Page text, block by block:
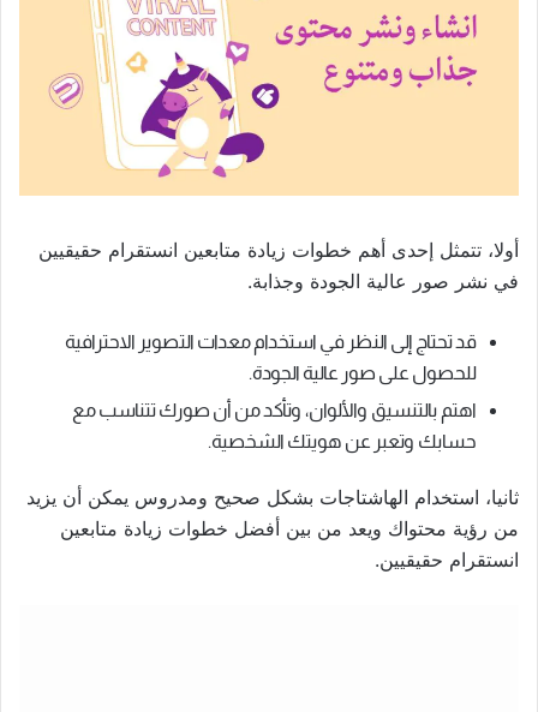
أولا، تتمثل إحدى أهم خطوات زيادة متابعين انستقرام حقيقيين
في نشر صور عالية الجودة وجذابة.
قد تحتاج إلى النظر في استخدام معدات التصوير الاحترافية
للحصول على صور عالية الجودة.
اهتم بالتنسيق والألوان، وتأكد من أن صورك تتناسب مع
حسابك وتعبر عن هويتك الشخصية.
ثانيا، استخدام الهاشتاجات بشكل صحيح ومدروس يمكن أن يزيد
من رؤية محتواك ويعد من بين أفضل خطوات زيادة متابعين
انستقرام حقيقيين.